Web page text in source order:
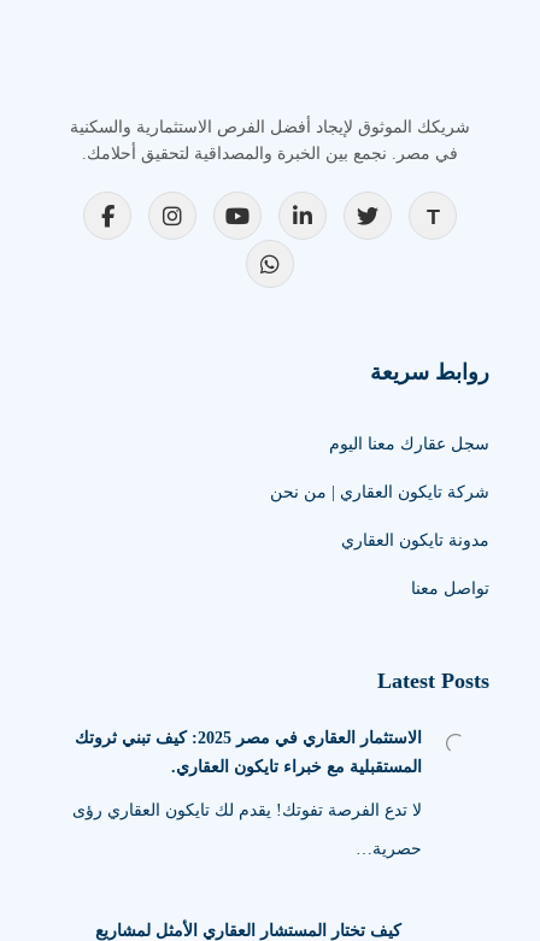
شريكك الموثوق لإيجاد أفضل الفرص الاستثمارية والسكنية
في مصر. نجمع بين الخبرة والمصداقية لتحقيق أحلامك.
روابط سريعة
سجل عقارك معنا اليوم
شركة تايكون العقاري | من نحن
مدونة تايكون العقاري
تواصل معنا
Latest Posts
الاستثمار العقاري في مصر 2025: كيف تبني ثروتك
المستقبلية مع خبراء تايكون العقاري.
لا تدع الفرصة تفوتك! يقدم لك تايكون العقاري رؤى
حصرية…
كيف تختار المستشار العقاري الأمثل لمشاريع